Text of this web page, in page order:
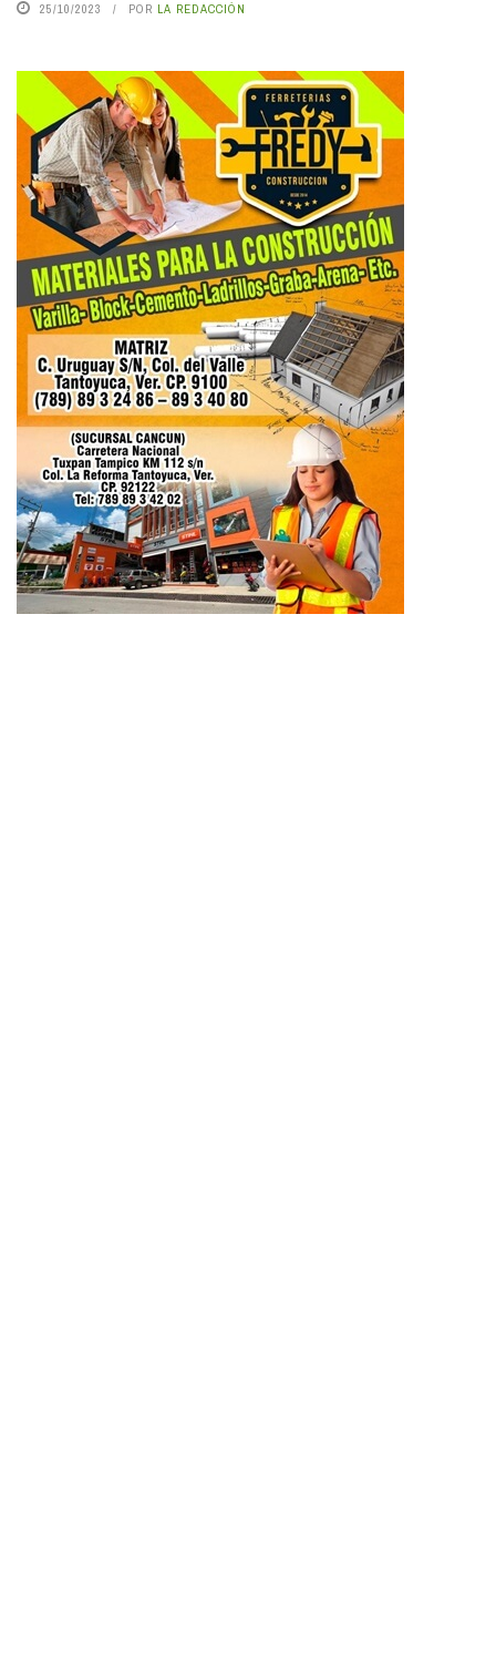
25/10/2023 POR LA REDACCIÓN